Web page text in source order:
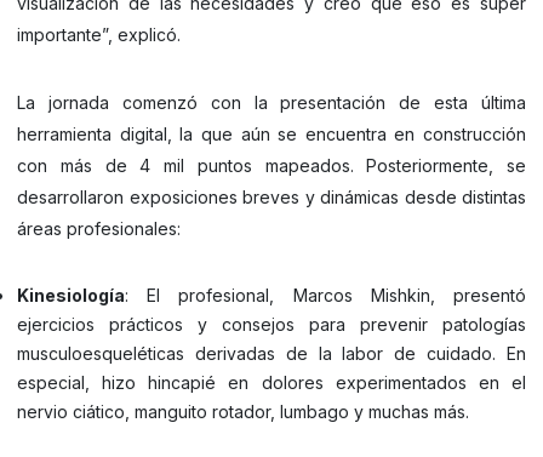
importante”, explicó.
La jornada comenzó con la presentación de esta última
herramienta digital, la que aún se encuentra en construcción
con más de 4 mil puntos mapeados. Posteriormente, se
desarrollaron exposiciones breves y dinámicas desde distintas
áreas profesionales:
Kinesiología: El profesional, Marcos Mishkin, presentó
ejercicios prácticos y consejos para prevenir patologías
musculoesqueléticas derivadas de la labor de cuidado. En
especial, hizo hincapié en dolores experimentados en el
nervio ciático, manguito rotador, lumbago y muchas más.